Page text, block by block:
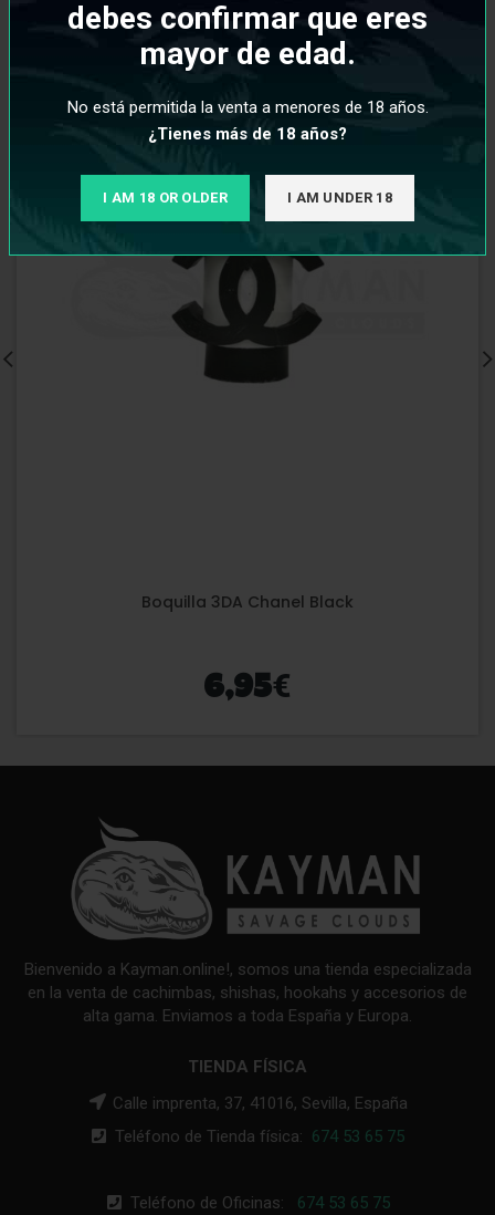
debes confirmar que eres
mayor de edad.
No está permitida la venta a menores de 18 años.
¿Tienes más de 18 años?
I AM 18 OR OLDER I AM UNDER 18
Boquilla 3DA Chanel Black
6,95€
Bienvenido a Kayman.online!, somos una tienda especializada
en la venta de cachimbas, shishas, hookahs y accesorios de
alta gama. Enviamos a toda España y Europa.
TIENDA FÍSICA
Calle imprenta, 37, 41016, Sevilla, España
Teléfono de Tienda física: 674 53 65 75
Teléfono de Oficinas: 674 53 65 75